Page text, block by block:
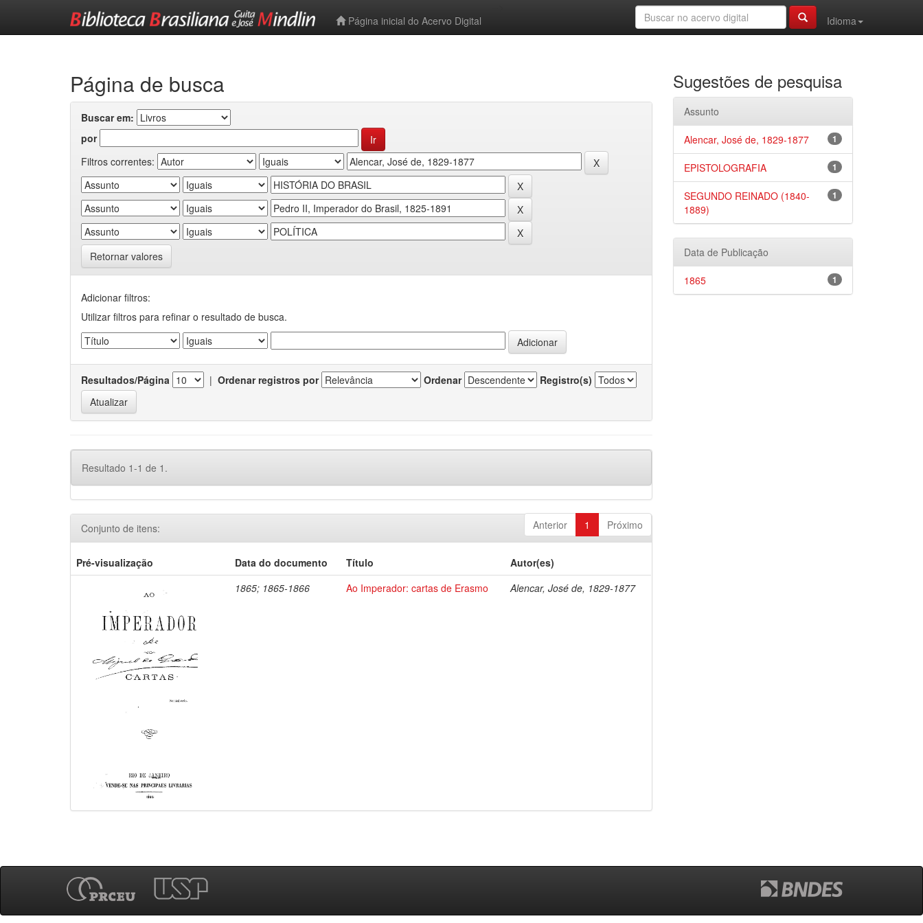
Página inicial do Acervo Digital
Idioma
Página de busca
Buscar em:
por
Filtros correntes:
Retornar valores
Adicionar filtros:
Utilizar filtros para refinar o resultado de busca.
Resultados/Página | Ordenar registros por Ordenar Registro(s)
Resultado 1-1 de 1.
Anterior 1 Próximo
Conjunto de itens:
Pré-visualização Data do documento Título
Autor(es)
1865; 1865-1866
Ao Imperador: cartas de Erasmo Alencar, José de, 1829-1877
Sugestões de pesquisa
Assunto
1
Alencar, José de, 1829-1877
1
EPISTOLOGRAFIA
1
SEGUNDO REINADO (1840-
1889)
Data de Publicação
1
1865